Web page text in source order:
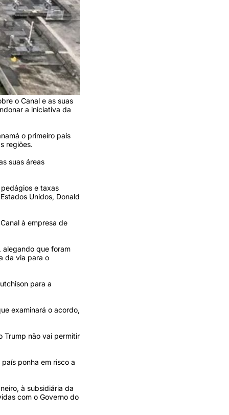
o Canal e as suas
a iniciativa da
o primeiro país
regiões.
suas áreas
e taxas
Unidos, Donald
à empresa de
alegando que foram
da via para o
para a
examinará o acordo,
Trump não vai permitir
ponha em risco a
à subsidiária da
com o Governo do